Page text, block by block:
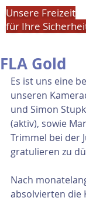
Unsere Freizeit
für Ihre
FLA Gold
Es ist uns eine
unseren
und Simon
(aktiv), sowie
Trimmel bei der
gratulieren zu
Nach
absolvierten die